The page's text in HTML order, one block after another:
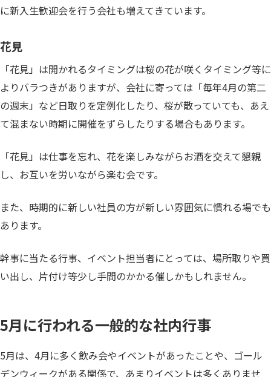
に新入生歓迎会を行う会社も増えてきています。
花見
「花見」は開かれるタイミングは桜の花が咲くタイミング等に
よりバラつきがありますが、会社に寄っては「毎年4月の第二
の週末」など日取りを定例化したり、桜が散っていても、あえ
て混まない時期に開催をずらしたりする場合もあります。
「花見」は仕事を忘れ、花を楽しみながらお酒を交えて懇親
し、お互いを労いながら楽む会です。
また、時期的に新しい社員の方が新しい雰囲気に慣れる場でも
あります。
幹事に当たる行事、イベント担当者にとっては、場所取りや買
い出し、片付け等少し手間のかかる催しかもしれません。
5月に行われる一般的な社内行事
5月は、4月に多く飲み会やイベントがあったことや、ゴール
デンウィークがある関係で、あまりイベントは多くありませ